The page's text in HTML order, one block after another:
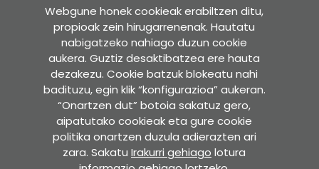
Twitter Facebook
Sara Etxea
Murkondo Auzoa, 4
20211 ATAUN (Gipuzkoa)
GOOGLE MAPS-EN IKUSI
Webgune honek cookieak erabiltzen ditu,
propioak zein hirugarrenenak. Hautatu
nabigatzeko nahiago duzun cookie
aukera. Guztiz desaktibatzea ere hauta
dezakezu. Cookie batzuk blokeatu nahi
badituzu, egin klik “konfigurazioa” aukeran.
“Onartzen dut” botoia sakatuz gero,
aipatutako cookieak eta gure cookie
politika onartzen duzula adierazten ari
zara. Sakatu Irakurri gehiago lotura